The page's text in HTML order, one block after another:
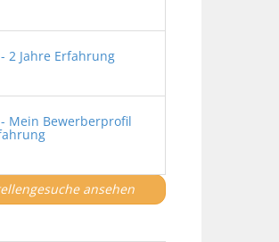
2 Jahre Erfahrung
Mein Bewerberprofil
ansehen